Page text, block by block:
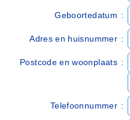
Geboortedatum :
Adres en huisnummer :
Postcode en woonplaats :
Telefoonnummer :